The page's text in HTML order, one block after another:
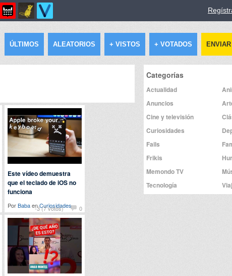
ÚLTIMOS ALEATORIOS + VISTOS + VOTADOS
-3 (7 votos) 0
Este vídeo demuestra
que el teclado de iOS no
funciona
PorBabaenCuriosidades
Categorías
Actualidad
Anuncios
Cine y televisión
Curiosidades
Fails
Frikis
Memondo TV
Tecnología